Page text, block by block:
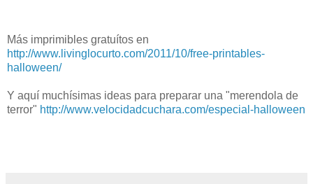
Más imprimibles gratuítos en
http://www.livinglocurto.com/2011/10/free-printables-
halloween/
Y aquí muchísimas ideas para preparar una "merendola de
terror" http://www.velocidadcuchara.com/especial-halloween